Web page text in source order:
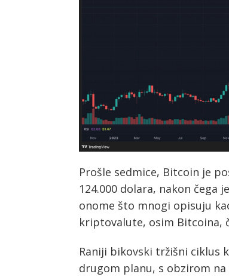
Prošle sedmice, Bitcoin je
124.000 dolara, nakon
onome što mnogi opisuju
kriptovalute, osim Bitcoina,
Raniji bikovski tržišni ciklus
drugom planu, s obzirom